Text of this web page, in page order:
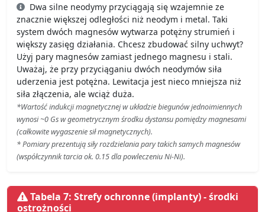
Dwa silne neodymy przyciągają się wzajemnie ze
znacznie większej odległości niż neodym i metal. Taki
system dwóch magnesów wytwarza potężny strumień i
większy zasięg działania. Chcesz zbudować silny uchwyt?
Użyj pary magnesów zamiast jednego magnesu i stali.
Uważaj, że przy przyciąganiu dwóch neodymów siła
uderzenia jest potężna. Lewitacja jest nieco mniejsza niż
siła złączenia, ale wciąż duża.
*Wartość indukcji magnetycznej w układzie biegunów jednoimiennych
wynosi ~0 Gs w geometrycznym środku dystansu pomiędzy magnesami
(całkowite wygaszenie sił magnetycznych).
* Pomiary prezentują siły rozdzielania pary takich samych magnesów
(współczynnik tarcia ok. 0.15 dla powleczeniu Ni-Ni).
Tabela 7: Strefy ochronne (implanty) - środki
ostrożności